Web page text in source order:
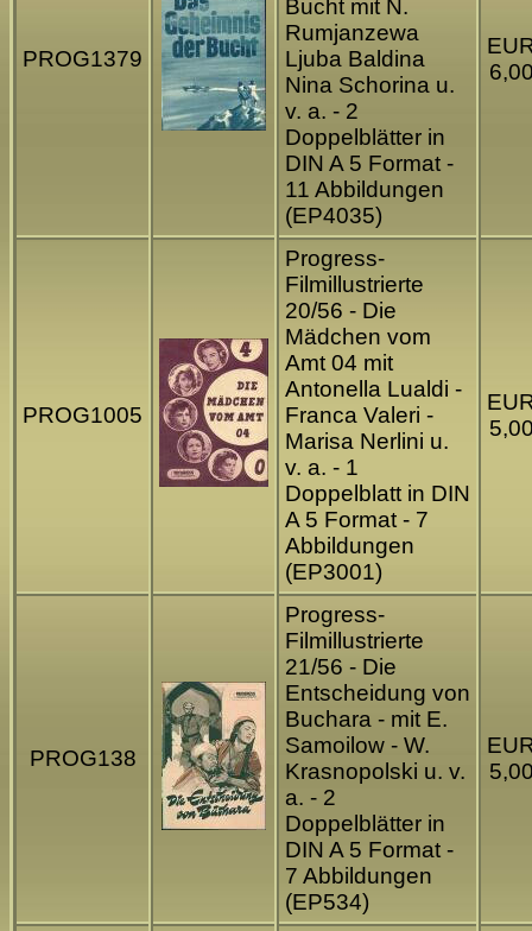
PROG1379
Bucht mit N.
Rumjanzewa
Ljuba Baldina
Nina Schorina u.
v. a. - 2
Doppelblätter in
DIN A 5 Format -
11 Abbildungen
(EP4035)
PROG1005
Progress-
Filmillustrierte
20/56 - Die
Mädchen vom
Amt 04 mit
Antonella Lualdi -
Franca Valeri -
Marisa Nerlini u.
v. a. - 1
Doppelblatt in DIN
A 5 Format - 7
Abbildungen
(EP3001)
PROG138
Progress-
Filmillustrierte
21/56 - Die
Entscheidung von
Buchara - mit E.
Samoilow - W.
Krasnopolski u. v.
a. - 2
Doppelblätter in
DIN A 5 Format -
7 Abbildungen
(EP534)